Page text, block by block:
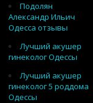
Подолян
Александр Ильич
Одесса отзывы
Лучший акушер
гинеколог Одессы
Лучший акушер
гинеколог 5 роддома
Одессы